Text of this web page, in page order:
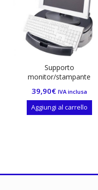
stampante
IVA inclusa
Aggiungi al carrello